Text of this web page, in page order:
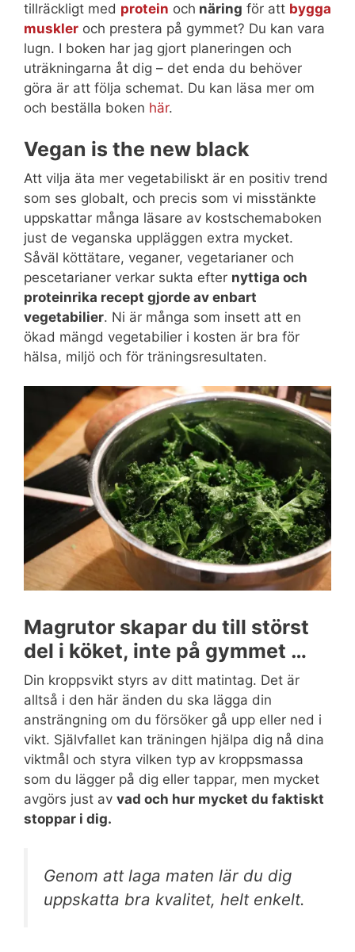
tillräckligt med protein och näring för att bygga
muskler och prestera på gymmet? Du kan vara
lugn. I boken har jag gjort planeringen och
uträkningarna åt dig – det enda du behöver
göra är att följa schemat. Du kan läsa mer om
och beställa boken här.
Vegan is the new black
Att vilja äta mer vegetabiliskt är en positiv trend
som ses globalt, och precis som vi misstänkte
uppskattar många läsare av kostschemaboken
just de veganska uppläggen extra mycket.
Såväl köttätare, veganer, vegetarianer och
pescetarianer verkar sukta efter nyttiga och
proteinrika recept gjorde av enbart
vegetabilier. Ni är många som insett att en
ökad mängd vegetabilier i kosten är bra för
hälsa, miljö och för träningsresultaten.
Magrutor skapar du till störst
del i köket, inte på gymmet …
Din kroppsvikt styrs av ditt matintag. Det är
alltså i den här änden du ska lägga din
ansträngning om du försöker gå upp eller ned i
vikt. Självfallet kan träningen hjälpa dig nå dina
viktmål och styra vilken typ av kroppsmassa
som du lägger på dig eller tappar, men mycket
avgörs just av vad och hur mycket du faktiskt
stoppar i dig.
Genom att laga maten lär du dig
uppskatta bra kvalitet, helt enkelt.